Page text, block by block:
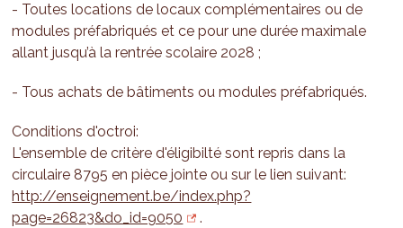
- Toutes locations de locaux complémentaires ou de
modules préfabriqués et ce pour une durée maximale
allant jusqu’à la rentrée scolaire 2028 ;
- Tous achats de bâtiments ou modules préfabriqués.
Conditions d'octroi:
L'ensemble de critère d'éligibilté sont repris dans la
circulaire 8795 en pièce jointe ou sur le lien suivant:
http://enseignement.be/index.php?
page=26823&do_id=9050
.